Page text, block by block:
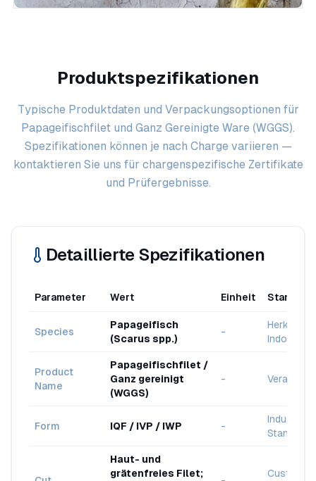
Produktspezifikationen
Typische Produktdaten und Verpackungsoptionen für
Papageifischfilet und Ganz Gereinigte Ware (WGGS).
Spezifikationen können je nach Charge variieren —
kontaktieren Sie uns für chargenspezifische Zertifikate
und Prüfergebnisse.
Detaillierte Spezifikationen
Parameter Wert Einheit Standard
Species
Papageifisch
(Scarus spp.)
-
Herkunft:
Product
Name
Papageifischfilet /
Ganz gereinigt
(WGGS)
-
Form IQF / IVP / IWP -
Industry
Standard
Haut- und
grätenfreies Filet;
Customer